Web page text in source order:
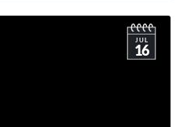
JUL
16